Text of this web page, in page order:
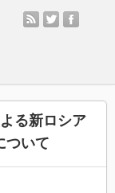
rss twitter
る新ロシア
ついて